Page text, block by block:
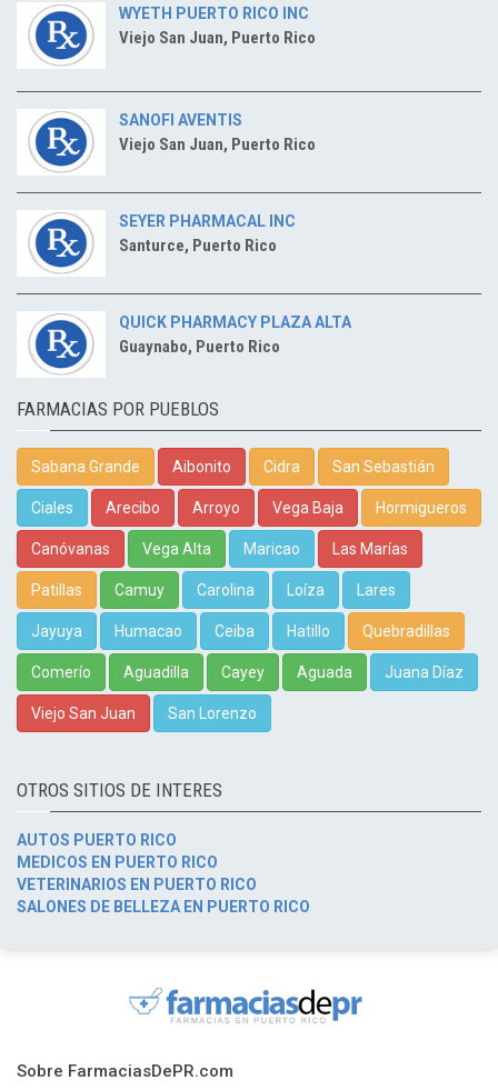
WYETH PUERTO RICO INC
Viejo San Juan, Puerto Rico
SANOFI AVENTIS
Viejo San Juan, Puerto Rico
SEYER PHARMACAL INC
Santurce, Puerto Rico
QUICK PHARMACY PLAZA ALTA
Guaynabo, Puerto Rico
FARMACIAS POR PUEBLOS
Sabana Grande Aibonito Cidra San Sebastián
Ciales Arecibo Arroyo Vega Baja Hormigueros
Canóvanas Vega Alta Maricao Las Marías
Patillas Camuy Carolina Loíza Lares
Jayuya Humacao Ceiba Hatillo Quebradillas
Comerío Aguadilla Cayey Aguada Juana Díaz
Viejo San Juan San Lorenzo
OTROS SITIOS DE INTERES
AUTOS PUERTO RICO
MEDICOS EN PUERTO RICO
VETERINARIOS EN PUERTO RICO
SALONES DE BELLEZA EN PUERTO RICO
Sobre FarmaciasDePR.com